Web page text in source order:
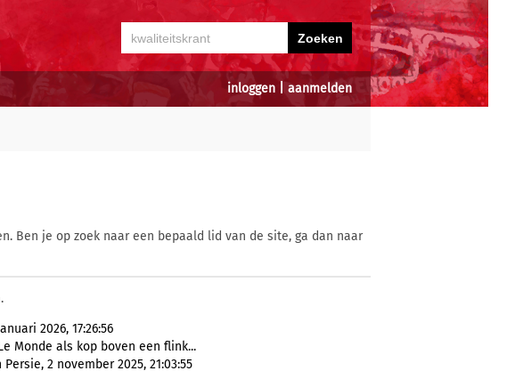
inloggen aanmelden
Ben je op zoek naar een bepaald lid van de site, ga dan naar
2026, 17:26:56
Monde als kop boven een flink...
2 november 2025, 21:03:55